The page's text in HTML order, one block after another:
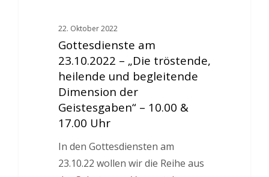
22. Oktober 2022
Gottesdienste am
23.10.2022 – „Die tröstende,
heilende und begleitende
Dimension der
Geistesgaben“ – 10.00 &
17.00 Uhr
In den Gottesdiensten am
23.10.22 wollen wir die Reihe aus